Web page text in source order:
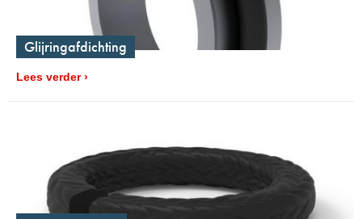
Glijringafdichting
Lees verder